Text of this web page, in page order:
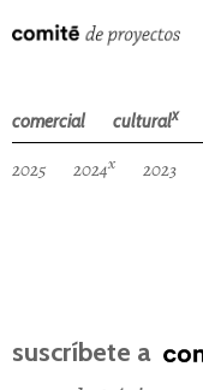
comercial culturalx
2025 2024x 2023
suscríbete a